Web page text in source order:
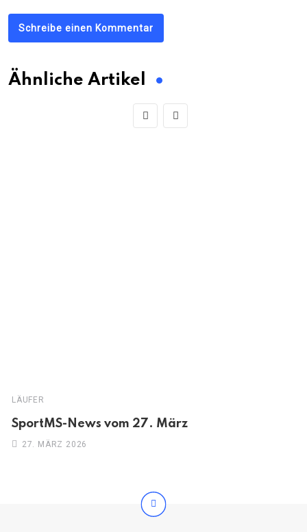
Schreibe einen Kommentar
Ähnliche Artikel
LÄUFER
SportMS-News vom 27. März
27. MÄRZ 2026